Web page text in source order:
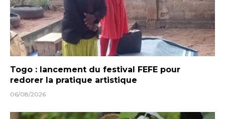
Togo : lancement du festival FEFE pour
redorer la pratique artistique
06/08/2026